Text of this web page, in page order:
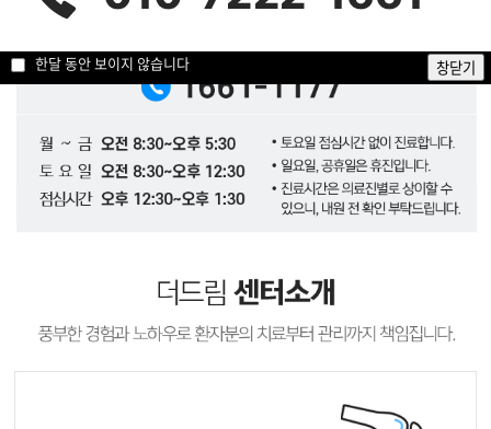
한달 동안 보이지 않습니다 창닫기